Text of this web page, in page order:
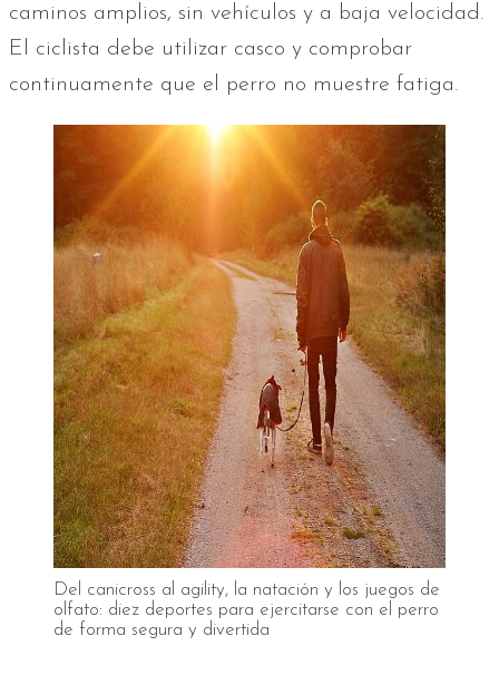
caminos amplios, sin vehículos y a baja velocidad.
El ciclista debe utilizar casco y comprobar
continuamente que el perro no muestre fatiga.
Del canicross al agility, la natación y los juegos de
olfato: diez deportes para ejercitarse con el perro
de forma segura y divertida